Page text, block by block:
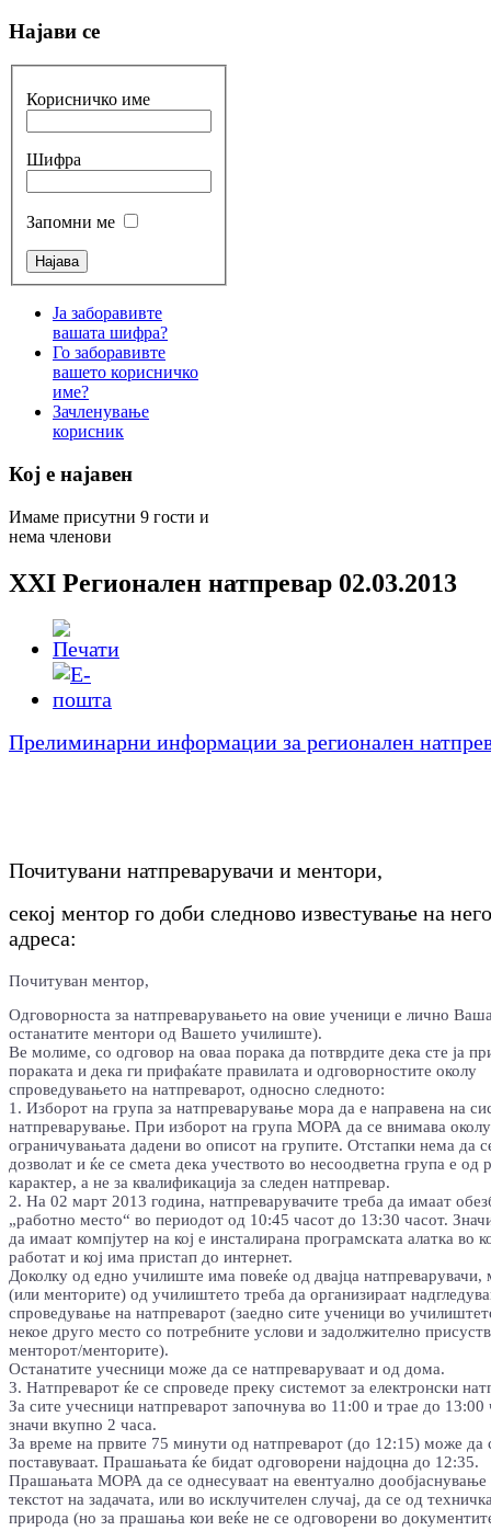
Најави се
Корисничко име
Шифра
Запомни ме
Ја заборавивте
вашата шифра?
Го заборавивте
вашето корисничко
име?
Зачленување
корисник
Кој е најавен
Имаме присутни 9 гости и
нема членови
XXI Регионален натпревар 02.03.2013
Прелиминарни информации за регионален
Почитувани натпреварувачи и ментори,
секој ментор го доби следново известување на
адреса:
Почитуван ментор,
Одговорноста за натпреварувањето на овие ученици е лично
останатите ментори од Вашето училиште).
Ве молиме, со одговор на оваа порака да потврдите дека сте ја
пораката и дека ги прифаќате правилата и одговорностите околу
спроведувањето на натпреварот, односно следното:
1. Изборот на група за натпреварување мора да е направена на
натпреварување. При изборот на група МОРА да се внимава околу
ограничувањата дадени во описот на групите. Отстапки нема да
дозволат и ќе се смета дека учеството во несоодветна група е од
карактер, а не за квалификација за следен натпревар.
2. На 02 март 2013 година, натпреварувачите треба да имаат
„работно место“ во периодот од 10:45 часот до 13:30 часот.
да имаат компјутер на кој е инсталирана програмската алатка во
работат и кој има пристап до интернет.
Доколку од едно училиште има повеќе од двајца натпреварувачи,
(или менторите) од училиштето треба да организираат
спроведување на натпреварот (заедно сите ученици во
некое друго место со потребните услови и задолжително
менторот/менторите).
Останатите учесници може да се натпреваруваат и од дома.
3. Натпреварот ќе се спроведе преку системот за електронски
За сите учесници натпреварот започнува во 11:00 и трае до 13:00
значи вкупно 2 часа.
За време на првите 75 минути од натпреварот (до 12:15) може да
поставуваат. Прашањата ќе бидат одговорени најдоцна до 12:35.
Прашањата МОРА да се однесуваат на евентуално дообјаснување
текстот на задачата, или во исклучителен случај, да се од
природа (но за прашања кои веќе не се одговорени во